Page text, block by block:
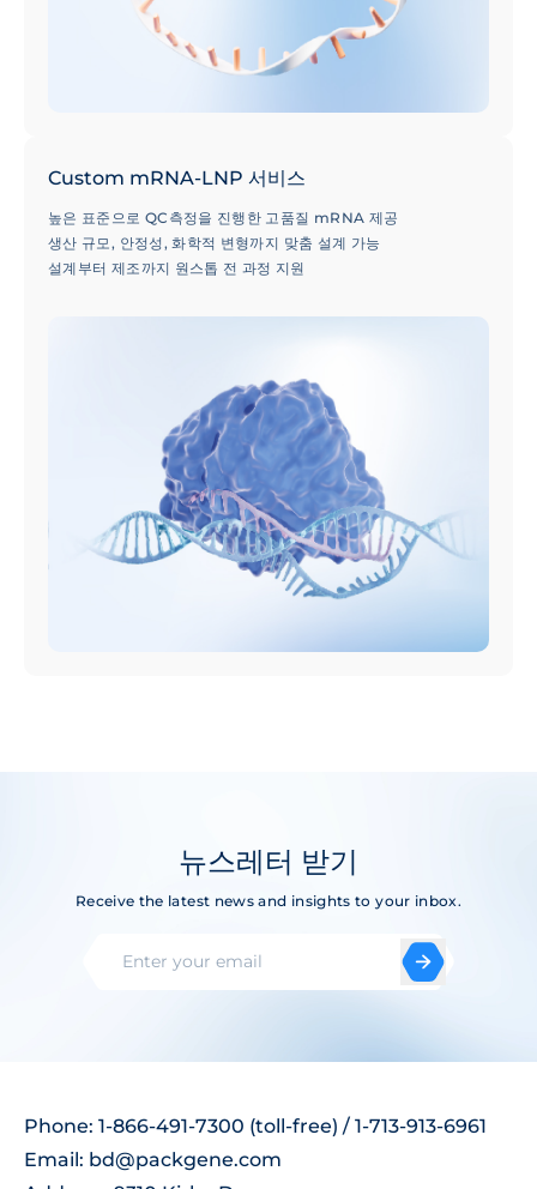
Custom mRNA-LNP 서비스
높은 표준으로 QC측정을 진행한 고품질 mRNA 제공
생산 규모, 안정성, 화학적 변형까지 맞춤 설계 가능
설계부터 제조까지 원스톱 전 과정 지원
뉴스레터 받기
Receive the latest news and insights to your inbox.
Phone: 1-866-491-7300 (toll-free) / 1-713-913-6961
Email: bd@packgene.com